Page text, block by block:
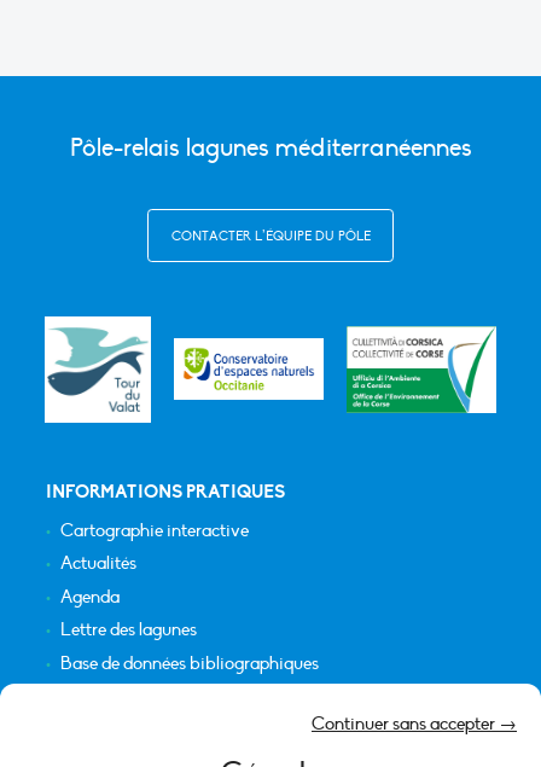
Continuer sans accepter →
Pôle-relais lagunes méditerranéennes
CONTACTER L’ÉQUIPE DU PÔLE
INFORMATIONS PRATIQUES
Cartographie interactive
Actualités
Agenda
Lettre des lagunes
Base de données bibliographiques